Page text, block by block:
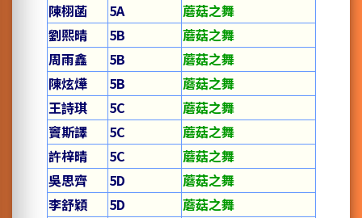
陳栩菡
5A
蘑菇之舞
劉熙晴
5B
蘑菇之舞
周雨鑫
5B
蘑菇之舞
陳炫燁
5B
蘑菇之舞
王詩琪
5C
蘑菇之舞
竇斯譯
5C
蘑菇之舞
許梓晴
5C
蘑菇之舞
吳思齊
5D
蘑菇之舞
李舒穎
5D
蘑菇之舞